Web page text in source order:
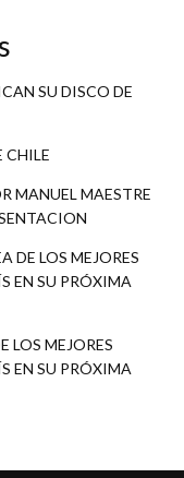
SU DISCO DE
CHILE
MANUEL MAESTRE
DE LOS MEJORES
EN SU PRÓXIMA
LOS MEJORES
EN SU PRÓXIMA